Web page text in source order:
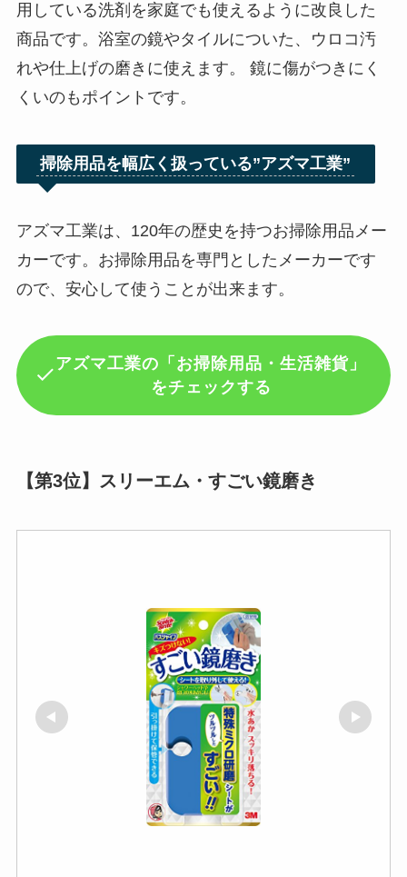
用している洗剤を家庭でも使えるように改良した
商品です。浴室の鏡やタイルについた、ウロコ汚
れや仕上げの磨きに使えます。 鏡に傷がつきにく
くいのもポイントです。
掃除用品を幅広く扱っている”アズマ工業”
アズマ工業は、120年の歴史を持つお掃除用品メー
カーです。お掃除用品を専門としたメーカーです
ので、安心して使うことが出来ます。
アズマ工業の「お掃除用品・生活雑貨」
をチェックする
【第3位】スリーエム・すごい鏡磨き